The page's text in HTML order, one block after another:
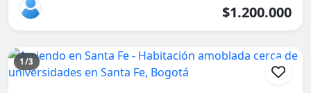
$1.200.000
1/3